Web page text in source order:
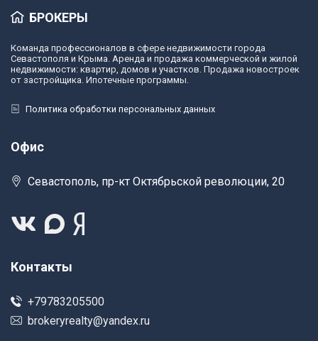
БРОКЕРЫ
Команда профессионалов в сфере недвижимости города
Севастополя и Крыма. Аренда и продажа коммерческой и жилой
недвижимости: квартир, домов и участков. Продажа новостроек
от застройщика. Ипотечные программы.
Политика обработки персональных данных
Офис
Севастополь, пр-кт Октябрьской революции, 20
Контакты
+79783205500
brokeryrealty@yandex.ru